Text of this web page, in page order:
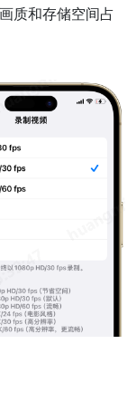
质和存储空间占